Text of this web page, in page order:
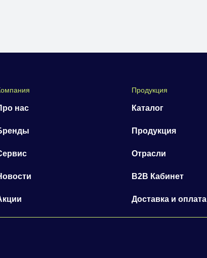
нас
Продукция
Каталог
Продукция
Отрасли
B2B Кабинет
Доставка и оплата